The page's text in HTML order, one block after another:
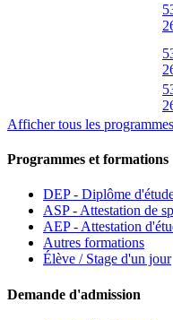
Afficher tous les
Programmes et formations
DEP - Diplôme
ASP - Attestation de
AEP - Attestation
Autres formations
Élève / Stage d'un jour
Demande d'admission